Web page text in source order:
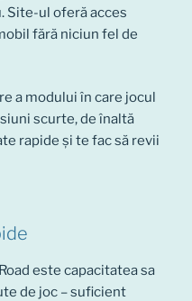
Site-ul oferă acces
fără niciun fel de
a modului în care jocul
scurte, de înaltă
rapide și te fac să revii
este capacitatea sa
de joc – suficient